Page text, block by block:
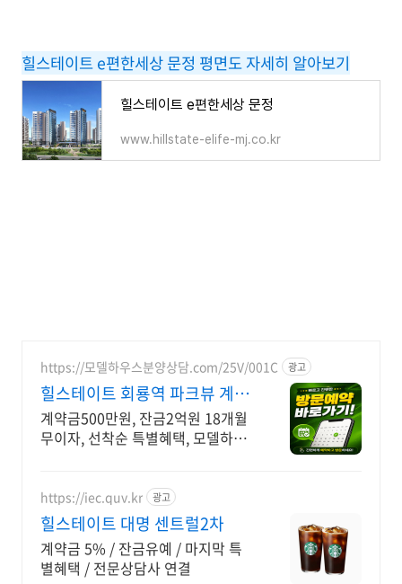
힐스테이트 e편한세상 문정 평면도 자세히 알아보기
힐스테이트 e편한세상 문정
www.hillstate-elife-mj.co.kr
https://모델하우스분양상담.com/25V/001C 광고
힐스테이트 회룡역 파크뷰 계약
금500만원,잔금2억유예
계약금500만원, 잔금2억원 18개월
무이자, 선착순 특별혜택, 모델하우
https://iec.quv.kr 광고
힐스테이트 대명 센트럴2차
계약금 5% / 잔금유예 / 마지막 특
별혜택 / 전문상담사 연결